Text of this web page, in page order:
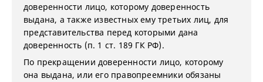
доверенности лицо, которому доверенность
выдана, а также известных ему третьих лиц, для
представительства перед которыми дана
доверенность (п. 1 ст. 189 ГК РФ).
По прекращении доверенности лицо, которому
она выдана, или его правопреемники обязаны